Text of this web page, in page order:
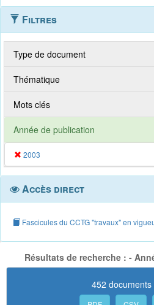
Filtres
Type de document
Thématique
Mots clés
Année de publication
2003
Accès direct
Fascicules du CCTG "travaux" en
Résultats de recherche : -
452 documents